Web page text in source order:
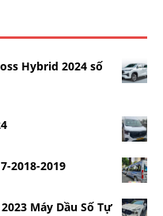
Hybrid 2024 số
2018-2019
Máy Dầu Số Tự